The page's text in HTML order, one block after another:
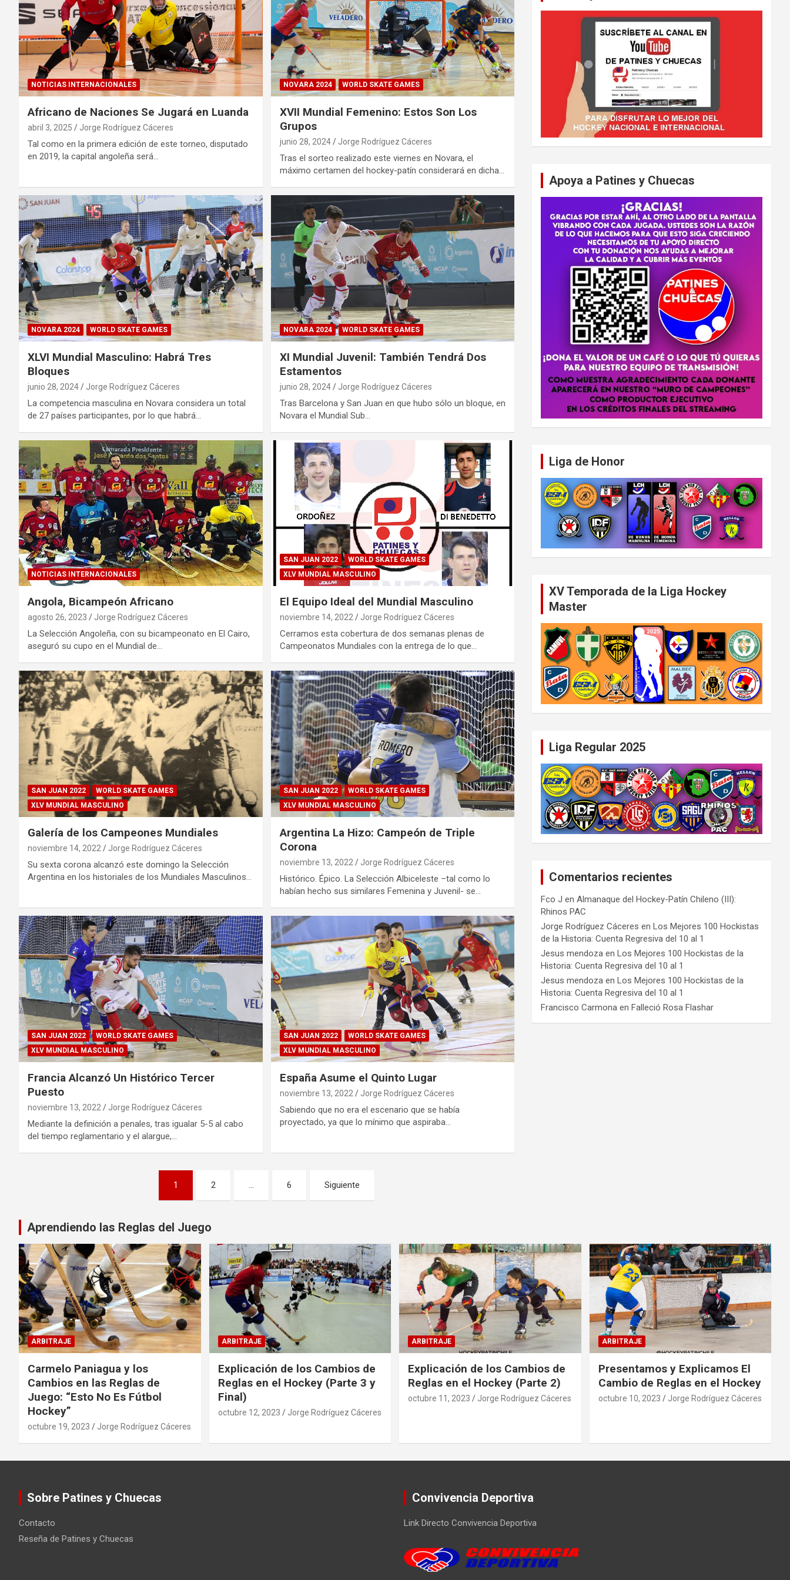
NOTICIAS INTERNACIONALES
Africano de Naciones Se Jugará en Luanda
abril 3, 2025 Jorge Rodríguez Cáceres
Tal como en la primera edición de este torneo, disputado
en 2019, la capital angoleña será…
NOVARA 2024 WORLD SKATE GAMES
XVII Mundial Femenino: Estos Son Los
Grupos
junio 28, 2024 Jorge Rodríguez Cáceres
Tras el sorteo realizado este viernes en Novara, el
máximo certamen del hockey-patín considerará en dicha…
NOVARA 2024 WORLD SKATE GAMES
XLVI Mundial Masculino: Habrá Tres
Bloques
junio 28, 2024 Jorge Rodríguez Cáceres
La competencia masculina en Novara considera un total
de 27 países participantes, por lo que habrá…
NOVARA 2024 WORLD SKATE GAMES
XI Mundial Juvenil: También Tendrá Dos
Estamentos
junio 28, 2024 Jorge Rodríguez Cáceres
Tras Barcelona y San Juan en que hubo sólo un bloque, en
Novara el Mundial Sub…
NOTICIAS INTERNACIONALES
Angola, Bicampeón Africano
agosto 26, 2023 Jorge Rodríguez Cáceres
La Selección Angoleña, con su bicampeonato en El Cairo,
aseguró su cupo en el Mundial de…
SAN JUAN 2022
WORLD SKATE GAMES
XLV MUNDIAL MASCULINO
El Equipo Ideal del Mundial Masculino
noviembre 14, 2022 Jorge Rodríguez Cáceres
Cerramos esta cobertura de dos semanas plenas de
Campeonatos Mundiales con la entrega de lo que…
SAN JUAN 2022
WORLD SKATE GAMES
XLV MUNDIAL MASCULINO
Galería de los Campeones Mundiales
noviembre 14, 2022 Jorge Rodríguez Cáceres
Su sexta corona alcanzó este domingo la Selección
Argentina en los historiales de los Mundiales Masculinos…
SAN JUAN 2022
WORLD SKATE GAMES
XLV MUNDIAL MASCULINO
Argentina La Hizo: Campeón de Triple
Corona
noviembre 13, 2022 Jorge Rodríguez Cáceres
Histórico. Épico. La Selección Albiceleste –tal como lo
habían hecho sus similares Femenina y Juvenil- se…
SAN JUAN 2022
WORLD SKATE GAMES
XLV MUNDIAL MASCULINO
Francia Alcanzó Un Histórico Tercer
Puesto
noviembre 13, 2022 Jorge Rodríguez Cáceres
Mediante la definición a penales, tras igualar 5-5 al cabo
del tiempo reglamentario y el alargue,…
SAN JUAN 2022
WORLD SKATE GAMES
XLV MUNDIAL MASCULINO
España Asume el Quinto Lugar
noviembre 13, 2022 Jorge Rodríguez Cáceres
Sabiendo que no era el escenario que se había
proyectado, ya que lo mínimo que aspiraba…
entradas
1 2 … 6 Siguiente
Apoya a Patines y Chuecas
Liga de Honor
XV Temporada de la Liga Hockey
Master
Liga Regular 2025
Comentarios recientes
Fco J enAlmanaque del Hockey-Patín Chileno (III):
Rhinos PAC
Jorge Rodríguez Cáceres enLos Mejores 100 Hockistas
de la Historia: Cuenta Regresiva del 10 al 1
Jesus mendoza enLos Mejores 100 Hockistas de la
Historia: Cuenta Regresiva del 10 al 1
Jesus mendoza enLos Mejores 100 Hockistas de la
Historia: Cuenta Regresiva del 10 al 1
Francisco Carmona enFalleció Rosa Flashar
Aprendiendo las Reglas del Juego
ARBITRAJE
Carmelo Paniagua y los
Cambios en las Reglas de
Juego: “Esto No Es Fútbol
Hockey”
octubre 19, 2023 Jorge Rodríguez Cáceres
ARBITRAJE
Explicación de los Cambios de
Reglas en el Hockey (Parte 3 y
Final)
octubre 12, 2023 Jorge Rodríguez Cáceres
ARBITRAJE
Explicación de los Cambios de
Reglas en el Hockey (Parte 2)
octubre 11, 2023 Jorge Rodríguez Cáceres
ARBITRAJE
Presentamos y Explicamos El
Cambio de Reglas en el Hockey
octubre 10, 2023 Jorge Rodríguez Cáceres
Sobre Patines y Chuecas
Contacto
Reseña de Patines y Chuecas
Convivencia Deportiva
Link Directo Convivencia Deportiva